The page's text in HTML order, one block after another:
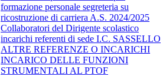
formazione personale segreteria su
ricostruzione di carriera A.S. 2024/2025
Collaboratori del Dirigente scolastico
incarichi referenti di sede I.C. SASSELLO
ALTRE REFERENZE O INCARICHI
INCARICO DELLE FUNZIONI
STRUMENTALI AL PTOF